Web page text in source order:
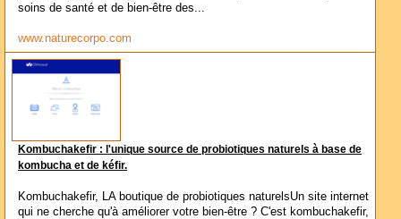
soins de santé et de bien-être des...
www.naturecorpo.com
Kombuchakefir : l'unique source de probiotiques naturels à base de
kombucha et de kéfir.
Kombuchakefir, LA boutique de probiotiques naturelsUn site internet
qui ne cherche qu'à améliorer votre bien-être ? C'est kombuchakefir,